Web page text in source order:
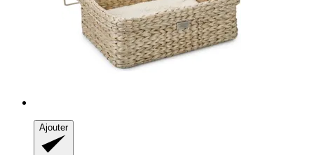
Ajouter